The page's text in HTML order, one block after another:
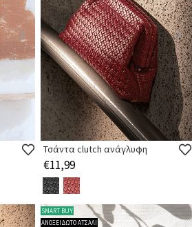
Τσάντα clutch ανάγλυφη
€11,99
SMART BUY
ΑΝΟΞΕΙΔΩΤΟ ΑΤΣΑΛΙ